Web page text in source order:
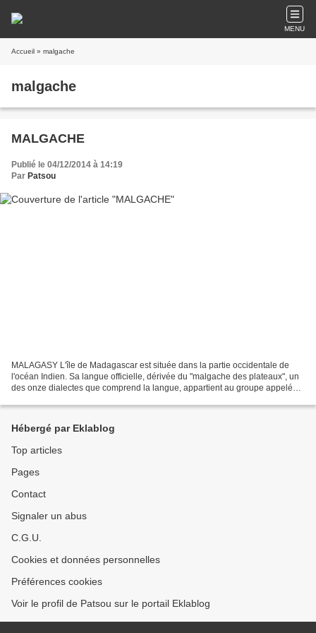
MENU
Accueil » malgache
malgache
MALGACHE
Publié le 04/12/2014 à 14:19
Par Patsou
MALAGASY L'île de Madagascar est située dans la partie occidentale de
l'océan Indien. Sa langue officielle, dérivée du "malgache des plateaux", un
des onze dialectes que comprend la langue, appartient au groupe appelé
Hébergé par Eklablog
Top articles
Pages
Contact
Signaler un abus
C.G.U.
Cookies et données personnelles
Préférences cookies
Voir le profil de Patsou sur le portail Eklablog